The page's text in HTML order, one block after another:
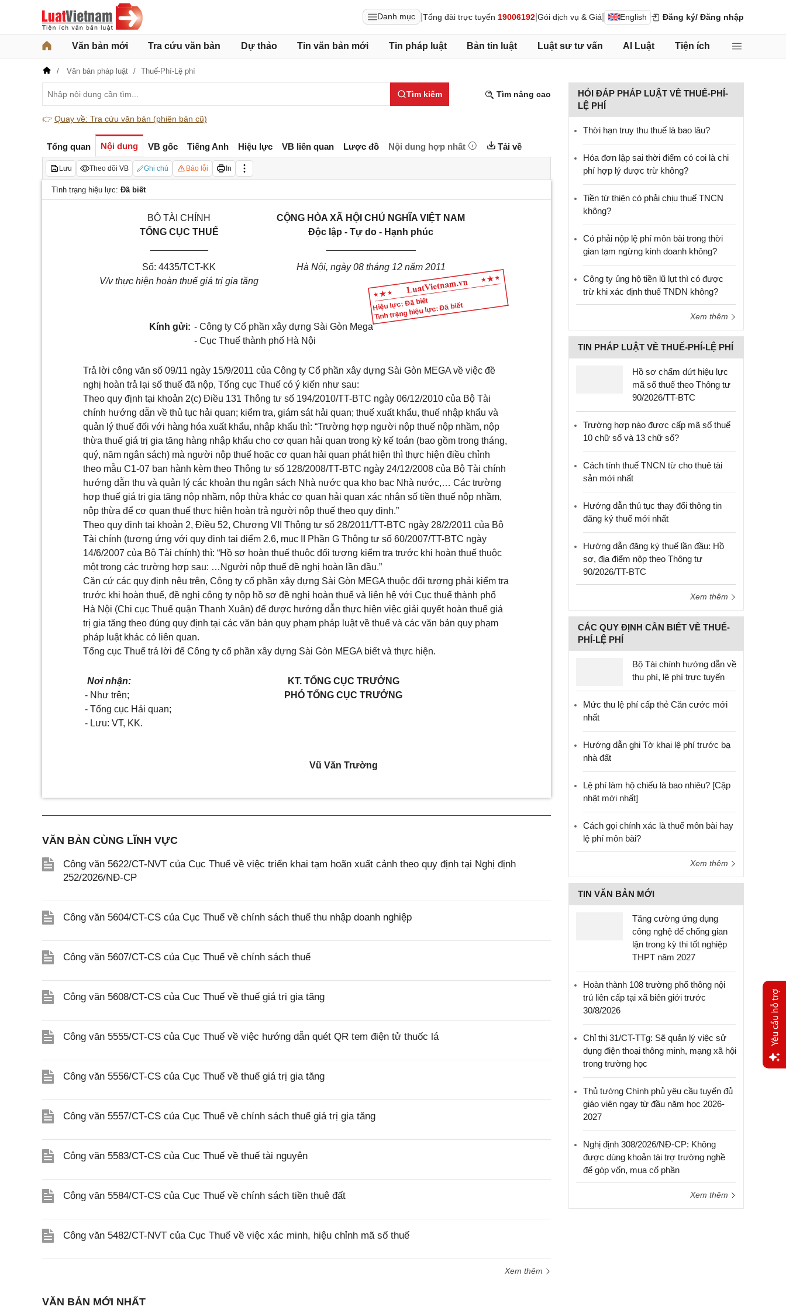
Danh mục Tổng đài trực tuyến 19006192 Gói dịch vụ & Giá English Đăng ký/ Đăng nhập
Văn bản mới Tra cứu văn bản Dự thảo Tin văn bản mới Tin pháp luật Bản tin luật Luật sư tư vấn AI Luật Tiện ích
Văn bản pháp luật Thuế-Phí-Lệ phí
Tìm kiếm Tìm nâng cao
👉 Quay về: Tra cứu văn bản (phiên bản cũ)
Tổng quan Nội dung VB gốc Tiếng Anh Hiệu lực VB liên quan Lược đồ Nội dung hợp nhất Tải về
Lưu Theo dõi VB Ghi chú Báo lỗi In
Tình trạng hiệu lực: Đã biết
Hiệu lực: Đã biết
Tình trạng hiệu lực: Đã biết
BỘ TÀI CHÍNH
TỔNG CỤC THUẾ
CỘNG HÒA XÃ HỘI CHỦ NGHĨA VIỆT NAM
Độc lập - Tự do - Hạnh phúc
Số: 4435/TCT-KK
V/v thực hiện hoàn thuế giá trị gia tăng
Hà Nội, ngày 08 tháng 12 năm 2011
Kính gửi: - Công ty Cổ phần xây dựng Sài Gòn Mega
- Cục Thuế thành phố Hà Nội
Trả lời công văn số 09/11 ngày 15/9/2011 của Công ty Cổ phần xây dựng Sài Gòn MEGA về việc đề
nghị hoàn trả lại số thuế đã nộp, Tổng cục Thuế có ý kiến như sau:
Theo quy định tại khoản 2(c) Điều 131 Thông tư số 194/2010/TT-BTC ngày 06/12/2010 của Bộ Tài
chính hướng dẫn về thủ tục hải quan; kiểm tra, giám sát hải quan; thuế xuất khẩu, thuế nhập khẩu và
quản lý thuế đối với hàng hóa xuất khẩu, nhập khẩu thì: “Trường hợp người nộp thuế nộp nhầm, nộp
thừa thuế giá trị gia tăng hàng nhập khẩu cho cơ quan hải quan trong kỳ kế toán (bao gồm trong tháng,
quý, năm ngân sách) mà người nộp thuế hoặc cơ quan hải quan phát hiện thì thực hiện điều chỉnh
theo mẫu C1-07 ban hành kèm theo Thông tư số 128/2008/TT-BTC ngày 24/12/2008 của Bộ Tài chính
hướng dẫn thu và quản lý các khoản thu ngân sách Nhà nước qua kho bạc Nhà nước,… Các trường
hợp thuế giá trị gia tăng nộp nhầm, nộp thừa khác cơ quan hải quan xác nhận số tiền thuế nộp nhầm,
nộp thừa để cơ quan thuế thực hiện hoàn trả người nộp thuế theo quy định.”
Theo quy định tại khoản 2, Điều 52, Chương VII Thông tư số 28/2011/TT-BTC ngày 28/2/2011 của Bộ
Tài chính (tương ứng với quy định tại điểm 2.6, mục II Phần G Thông tư số 60/2007/TT-BTC ngày
14/6/2007 của Bộ Tài chính) thì: “Hồ sơ hoàn thuế thuộc đối tượng kiểm tra trước khi hoàn thuế thuộc
một trong các trường hợp sau: …Người nộp thuế đề nghị hoàn lần đầu.”
Căn cứ các quy định nêu trên, Công ty cổ phần xây dựng Sài Gòn MEGA thuộc đối tượng phải kiểm tra
trước khi hoàn thuế, đề nghị công ty nộp hồ sơ đề nghị hoàn thuế và liên hệ với Cục thuế thành phố
Hà Nội (Chi cục Thuế quận Thanh Xuân) để được hướng dẫn thực hiện việc giải quyết hoàn thuế giá
trị gia tăng theo đúng quy định tại các văn bản quy phạm pháp luật về thuế và các văn bản quy phạm
pháp luật khác có liên quan.
Tổng cục Thuế trả lời để Công ty cổ phần xây dựng Sài Gòn MEGA biết và thực hiện.
Nơi nhận:
- Như trên;
- Tổng cục Hải quan;
- Lưu: VT, KK.
KT. TỔNG CỤC TRƯỞNG
PHÓ TỔNG CỤC TRƯỞNG
Vũ Văn Trường
VĂN BẢN CÙNG LĨNH VỰC
Công văn 5622/CT-NVT của Cục Thuế về việc triển khai tạm hoãn xuất cảnh theo quy định tại Nghị định
252/2026/NĐ-CP
Công văn 5604/CT-CS của Cục Thuế về chính sách thuế thu nhập doanh nghiệp
Công văn 5607/CT-CS của Cục Thuế về chính sách thuế
Công văn 5608/CT-CS của Cục Thuế về thuế giá trị gia tăng
Công văn 5555/CT-CS của Cục Thuế về việc hướng dẫn quét QR tem điện tử thuốc lá
Công văn 5556/CT-CS của Cục Thuế về thuế giá trị gia tăng
Công văn 5557/CT-CS của Cục Thuế về chính sách thuế giá trị gia tăng
Công văn 5583/CT-CS của Cục Thuế về thuế tài nguyên
Công văn 5584/CT-CS của Cục Thuế về chính sách tiền thuê đất
Công văn 5482/CT-NVT của Cục Thuế về việc xác minh, hiệu chỉnh mã số thuế
Xem thêm
VĂN BẢN MỚI NHẤT
HỎI ĐÁP PHÁP LUẬT VỀ THUẾ-PHÍ-
LỆ PHÍ
Thời hạn truy thu thuế là bao lâu?
Hóa đơn lập sai thời điểm có coi là chi
phí hợp lý được trừ không?
Tiền từ thiện có phải chịu thuế TNCN
không?
Có phải nộp lệ phí môn bài trong thời
gian tạm ngừng kinh doanh không?
Công ty ủng hộ tiền lũ lụt thì có được
trừ khi xác định thuế TNDN không?
Xem thêm
TIN PHÁP LUẬT VỀ THUẾ-PHÍ-LỆ PHÍ
Hồ sơ chấm dứt hiệu lực
mã số thuế theo Thông tư
90/2026/TT-BTC
Trường hợp nào được cấp mã số thuế
10 chữ số và 13 chữ số?
Cách tính thuế TNCN từ cho thuê tài
sản mới nhất
Hướng dẫn thủ tục thay đổi thông tin
đăng ký thuế mới nhất
Hướng dẫn đăng ký thuế lần đầu: Hồ
sơ, địa điểm nộp theo Thông tư
90/2026/TT-BTC
Xem thêm
CÁC QUY ĐỊNH CẦN BIẾT VỀ THUẾ-
PHÍ-LỆ PHÍ
Bộ Tài chính hướng dẫn về
thu phí, lệ phí trực tuyến
Mức thu lệ phí cấp thẻ Căn cước mới
nhất
Hướng dẫn ghi Tờ khai lệ phí trước bạ
nhà đất
Lệ phí làm hộ chiếu là bao nhiêu? [Cập
nhật mới nhất]
Cách gọi chính xác là thuế môn bài hay
lệ phí môn bài?
Xem thêm
TIN VĂN BẢN MỚI
Tăng cường ứng dụng
công nghệ để chống gian
lận trong kỳ thi tốt nghiệp
THPT năm 2027
Hoàn thành 108 trường phổ thông nội
trú liên cấp tại xã biên giới trước
30/8/2026
Chỉ thị 31/CT-TTg: Sẽ quản lý việc sử
dụng điện thoại thông minh, mạng xã hội
trong trường học
Thủ tướng Chính phủ yêu cầu tuyển đủ
giáo viên ngay từ đầu năm học 2026-
2027
Nghị định 308/2026/NĐ-CP: Không
được dùng khoản tài trợ trường nghề
để góp vốn, mua cổ phần
Xem thêm